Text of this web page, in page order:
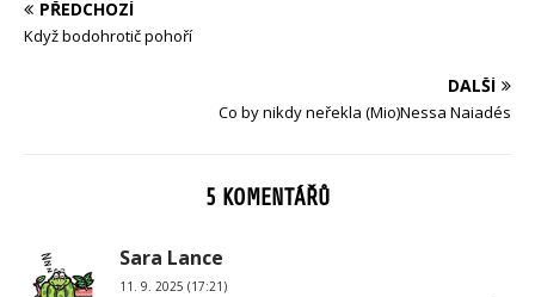
PŘEDCHOZÍ
Když bodohrotič pohoří
DALŠÍ
Co by nikdy neřekla (Mio)Nessa Naiadés
5 KOMENTÁŘŮ
Sara Lance
11. 9. 2025 (17:21)